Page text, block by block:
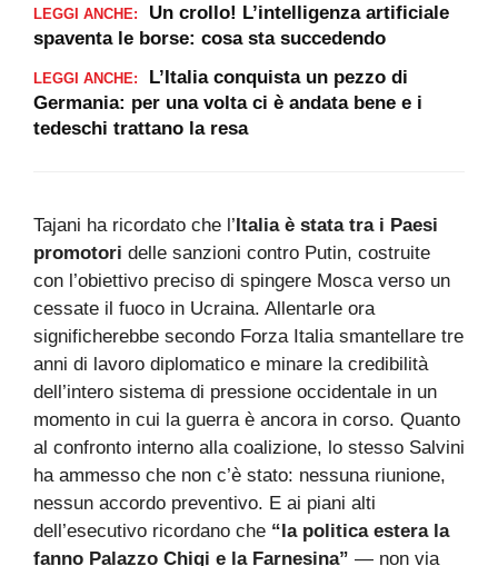
LEGGI ANCHE:
Un crollo! L’intelligenza artificiale
spaventa le borse: cosa sta succedendo
LEGGI ANCHE:
L’Italia conquista un pezzo di
Germania: per una volta ci è andata bene e i
tedeschi trattano la resa
Tajani ha ricordato che l’Italia è stata tra i Paesi
promotori delle sanzioni contro Putin, costruite
con l’obiettivo preciso di spingere Mosca verso un
cessate il fuoco in Ucraina. Allentarle ora
significherebbe secondo Forza Italia smantellare tre
anni di lavoro diplomatico e minare la credibilità
dell’intero sistema di pressione occidentale in un
momento in cui la guerra è ancora in corso. Quanto
al confronto interno alla coalizione, lo stesso Salvini
ha ammesso che non c’è stato: nessuna riunione,
nessun accordo preventivo. E ai piani alti
dell’esecutivo ricordano che “la politica estera la
fanno Palazzo Chigi e la Farnesina” — non via